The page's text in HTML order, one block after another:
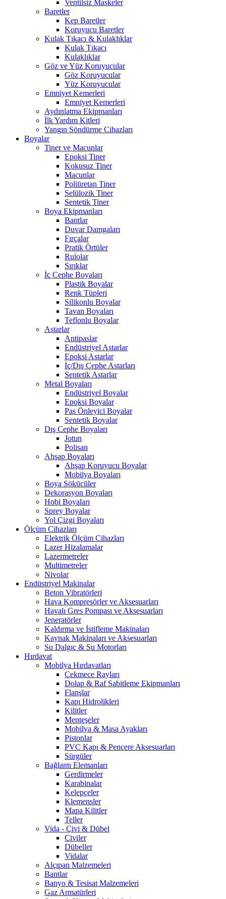
Ventilsiz Maskeler
Baretler
Kep Baretler
Koruyucu Baretler
Kulak Tıkacı & Kulaklıklar
Kulak Tıkacı
Kulaklıklar
Göz ve Yüz Koruyucular
Göz Koruyucular
Yüz Koruyucular
Emniyet Kemerleri
Emniyet Kemerleri
Aydınlatma Ekipmanları
İlk Yardım Kitleri
Yangın Söndürme Cihazları
Boyalar
Tiner ve Macunlar
Epoksi Tiner
Kokusuz Tiner
Macunlar
Poliüretan Tiner
Selülozik Tiner
Sentetik Tiner
Boya Ekipmanları
Bantlar
Duvar Damgaları
Fırçalar
Pratik Örtüler
Rulolar
Sırıklar
İç Cephe Boyaları
Plastik Boyalar
Renk Tüpleri
Silikonlu Boyalar
Tavan Boyaları
Teflonlu Boyalar
Astarlar
Antipaslar
Endüstriyel Astarlar
Epoksi Astarlar
İç/Dış Cephe Astarları
Sentetik Astarlar
Metal Boyaları
Endüstriyel Boyalar
Epoksi Boyalar
Pas Önleyici Boyalar
Sentetik Boyalar
Dış Cephe Boyaları
Jotun
Polisan
Ahşap Boyaları
Ahşap Koruyucu Boyalar
Mobilya Boyaları
Boya Sökücüler
Dekorasyon Boyaları
Hobi Boyaları
Sprey Boyalar
Yol Çizgi Boyaları
Ölçüm Cihazları
Elektrik Ölçüm Cihazları
Lazer Hizalamalar
Lazermetreler
Multimetreler
Nivolar
Endüstriyel Makinalar
Beton Vibratörleri
Hava Kompresörler ve Aksesuarları
Havalı Gres Pompası ve Aksesuarları
Jeneratörler
Kaldırma ve İstifleme Makinaları
Kaynak Makinaları ve Aksesuarları
Su Dalgıç & Su Motorları
Hırdavat
Mobilya Hırdavatları
Çekmece Rayları
Dolap & Raf Sabitleme Ekipmanları
Flanşlar
Kapı Hidrolikleri
Kilitler
Menteşeler
Mobilya & Masa Ayakları
Pistonlar
PVC Kapı & Pencere Aksesuarları
Sürgüler
Bağlantı Elemanları
Gerdirmeler
Karabinalar
Kelepçeler
Klemensler
Mapa Kilitler
Teller
Vida - Çivi & Dübel
Çiviler
Dübeller
Vidalar
Alçıpan Malzemeleri
Bantlar
Banyo & Tesisat Malzemeleri
Gaz Armatürleri